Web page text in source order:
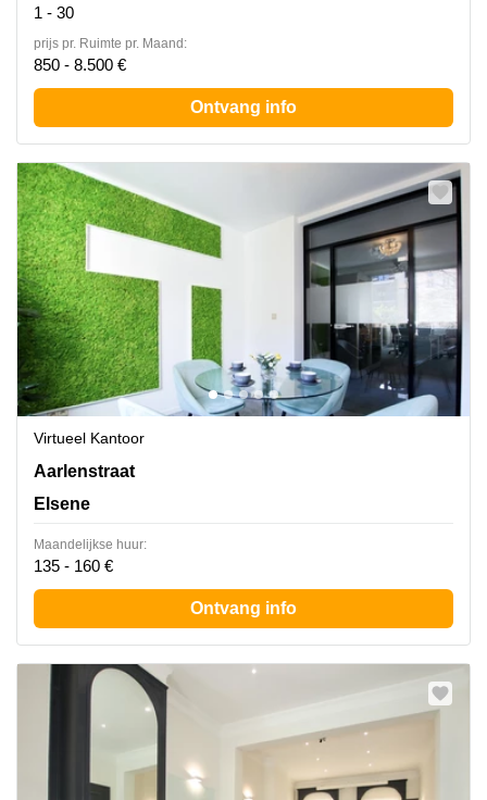
1 - 30
prijs pr. Ruimte pr. Maand:
850 - 8.500 €
Ontvang info
Virtueel Kantoor
Rue d'Arlon 25, Elsene
Aarlenstraat
Elsene
Maandelijkse huur:
135 - 160 €
Ontvang info